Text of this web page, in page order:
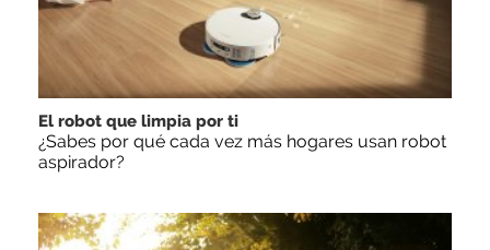
El robot que limpia por ti
¿Sabes por qué cada vez más hogares usan robot
aspirador?